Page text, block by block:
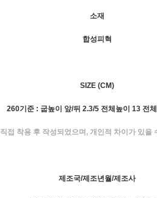
소재
합성피혁
SIZE (CM)
260기준 : 굽높이 앞/뒤 2.3/5 전체높이 13 전
직접 착용 후 작성되었으며, 개인적 차이가 있을
제조국/제조년월/제조사